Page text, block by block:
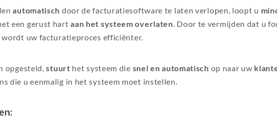
automatisch door de facturatiesoftware te laten verlopen, loopt u
een gerust hartaan het systeem overlaten. Door te vermijden dat u
uw facturatieproces efficiënter.
opgesteld,stuurt het systeem die snel en automatisch op naar uw
die u eenmalig in het systeem moet instellen.